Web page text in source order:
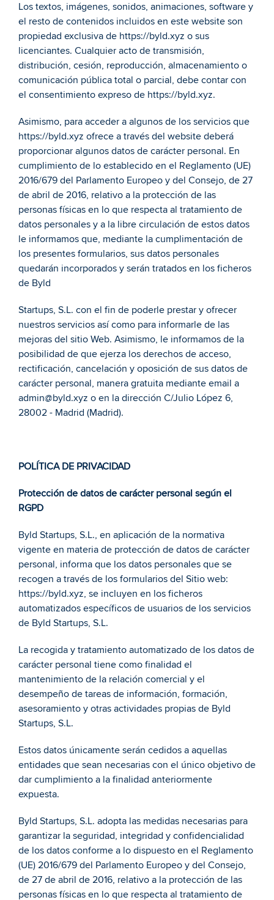
Los textos, imágenes, sonidos, animaciones, software y
el resto de contenidos incluidos en este website son
propiedad exclusiva de https://byld.xyz o sus
licenciantes. Cualquier acto de transmisión,
distribución, cesión, reproducción, almacenamiento o
comunicación pública total o parcial, debe contar con
el consentimiento expreso de https://byld.xyz.
Asimismo, para acceder a algunos de los servicios que
https://byld.xyz ofrece a través del website deberá
proporcionar algunos datos de carácter personal. En
cumplimiento de lo establecido en el Reglamento (UE)
2016/679 del Parlamento Europeo y del Consejo, de 27
de abril de 2016, relativo a la protección de las
personas físicas en lo que respecta al tratamiento de
datos personales y a la libre circulación de estos datos
le informamos que, mediante la cumplimentación de
los presentes formularios, sus datos personales
quedarán incorporados y serán tratados en los ficheros
de Byld
Startups, S.L. con el fin de poderle prestar y ofrecer
nuestros servicios así como para informarle de las
mejoras del sitio Web. Asimismo, le informamos de la
posibilidad de que ejerza los derechos de acceso,
rectificación, cancelación y oposición de sus datos de
carácter personal, manera gratuita mediante email a
admin@byld.xyz o en la dirección C/Julio López 6,
28002 - Madrid (Madrid).
POLÍTICA DE PRIVACIDAD
Protección de datos de carácter personal según el
RGPD
Byld Startups, S.L., en aplicación de la normativa
vigente en materia de protección de datos de carácter
personal, informa que los datos personales que se
recogen a través de los formularios del Sitio web:
https://byld.xyz, se incluyen en los ficheros
automatizados específicos de usuarios de los servicios
de Byld Startups, S.L.
La recogida y tratamiento automatizado de los datos de
carácter personal tiene como finalidad el
mantenimiento de la relación comercial y el
desempeño de tareas de información, formación,
asesoramiento y otras actividades propias de Byld
Startups, S.L.
Estos datos únicamente serán cedidos a aquellas
entidades que sean necesarias con el único objetivo de
dar cumplimiento a la finalidad anteriormente
expuesta.
Byld Startups, S.L. adopta las medidas necesarias para
garantizar la seguridad, integridad y confidencialidad
de los datos conforme a lo dispuesto en el Reglamento
(UE) 2016/679 del Parlamento Europeo y del Consejo,
de 27 de abril de 2016, relativo a la protección de las
personas físicas en lo que respecta al tratamiento de